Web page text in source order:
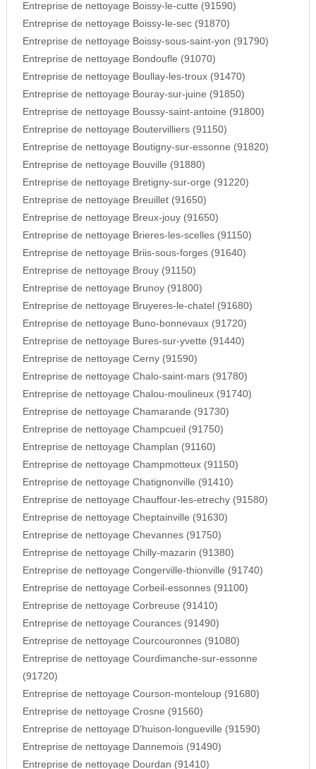
Entreprise de nettoyage Boissy-le-cutte (91590)
Entreprise de nettoyage Boissy-le-sec (91870)
Entreprise de nettoyage Boissy-sous-saint-yon (91790)
Entreprise de nettoyage Bondoufle (91070)
Entreprise de nettoyage Boullay-les-troux (91470)
Entreprise de nettoyage Bouray-sur-juine (91850)
Entreprise de nettoyage Boussy-saint-antoine (91800)
Entreprise de nettoyage Boutervilliers (91150)
Entreprise de nettoyage Boutigny-sur-essonne (91820)
Entreprise de nettoyage Bouville (91880)
Entreprise de nettoyage Bretigny-sur-orge (91220)
Entreprise de nettoyage Breuillet (91650)
Entreprise de nettoyage Breux-jouy (91650)
Entreprise de nettoyage Brieres-les-scelles (91150)
Entreprise de nettoyage Briis-sous-forges (91640)
Entreprise de nettoyage Brouy (91150)
Entreprise de nettoyage Brunoy (91800)
Entreprise de nettoyage Bruyeres-le-chatel (91680)
Entreprise de nettoyage Buno-bonnevaux (91720)
Entreprise de nettoyage Bures-sur-yvette (91440)
Entreprise de nettoyage Cerny (91590)
Entreprise de nettoyage Chalo-saint-mars (91780)
Entreprise de nettoyage Chalou-moulineux (91740)
Entreprise de nettoyage Chamarande (91730)
Entreprise de nettoyage Champcueil (91750)
Entreprise de nettoyage Champlan (91160)
Entreprise de nettoyage Champmotteux (91150)
Entreprise de nettoyage Chatignonville (91410)
Entreprise de nettoyage Chauffour-les-etrechy (91580)
Entreprise de nettoyage Cheptainville (91630)
Entreprise de nettoyage Chevannes (91750)
Entreprise de nettoyage Chilly-mazarin (91380)
Entreprise de nettoyage Congerville-thionville (91740)
Entreprise de nettoyage Corbeil-essonnes (91100)
Entreprise de nettoyage Corbreuse (91410)
Entreprise de nettoyage Courances (91490)
Entreprise de nettoyage Courcouronnes (91080)
Entreprise de nettoyage Courdimanche-sur-essonne
(91720)
Entreprise de nettoyage Courson-monteloup (91680)
Entreprise de nettoyage Crosne (91560)
Entreprise de nettoyage D'huison-longueville (91590)
Entreprise de nettoyage Dannemois (91490)
Entreprise de nettoyage Dourdan (91410)